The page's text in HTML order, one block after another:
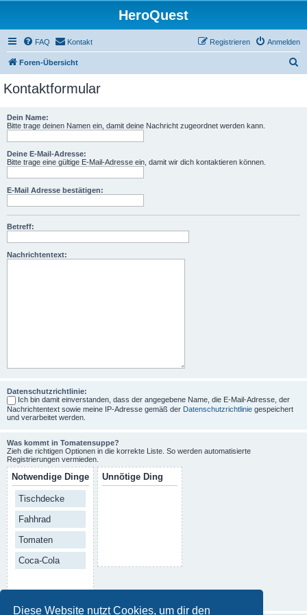
Diese Website nutzt Cookies, um dir den
HeroQuest
FAQ Kontakt Anmelden
Registrieren
Foren-Übersicht
Kontaktformular
Dein Name:
Bitte trage deinen Namen ein, damit deine Nachricht zugeordnet werden kann.
Deine E-Mail-Adresse:
Bitte trage eine gültige E-Mail-Adresse ein, damit wir dich kontaktieren können.
E-Mail Adresse bestätigen:
Betreff:
Nachrichtentext:
Datenschutzrichtlinie:
Ich bin damit einverstanden, dass der angegebene Name, die E-Mail-Adresse, der
Nachrichtentext sowie meine IP-Adresse gemäß der Datenschutzrichtlinie gespeichert
und verarbeitet werden.
Was kommt in Tomatensuppe?
Zieh die richtigen Optionen in die korrekte Liste. So werden automatisierte
Registrierungen vermieden.
Notwendige Dinge
Tischdecke
Fahhrad
Tomaten
Coca-Cola
Unnötige Ding